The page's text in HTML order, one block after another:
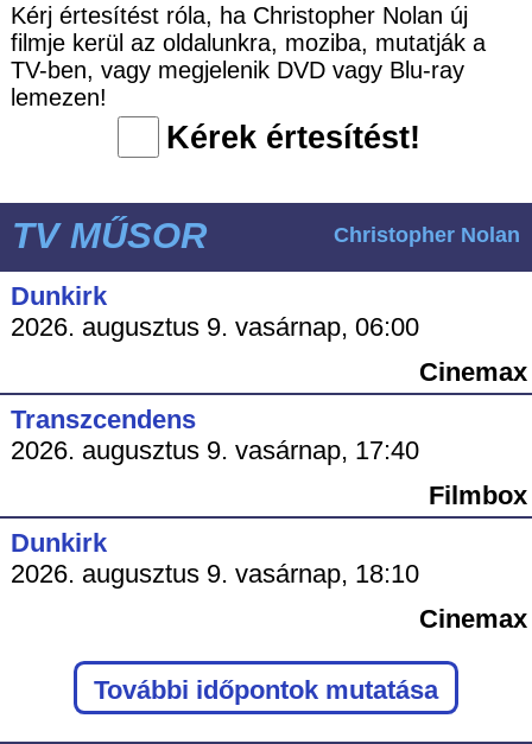
Kérj értesítést róla, ha Christopher Nolan új
filmje kerül az oldalunkra, moziba, mutatják a
TV-ben, vagy megjelenik DVD vagy Blu-ray
lemezen!
Kérek értesítést!
TV MŰSOR Christopher Nolan
Dunkirk
2026. augusztus 9. vasárnap, 06:00
Cinemax
Transzcendens
2026. augusztus 9. vasárnap, 17:40
Filmbox
Dunkirk
2026. augusztus 9. vasárnap, 18:10
Cinemax
További időpontok mutatása